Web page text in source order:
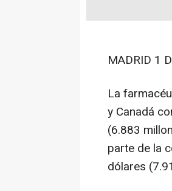
MADRID 1
La
y Canadá
(6.883
parte de la
dólares